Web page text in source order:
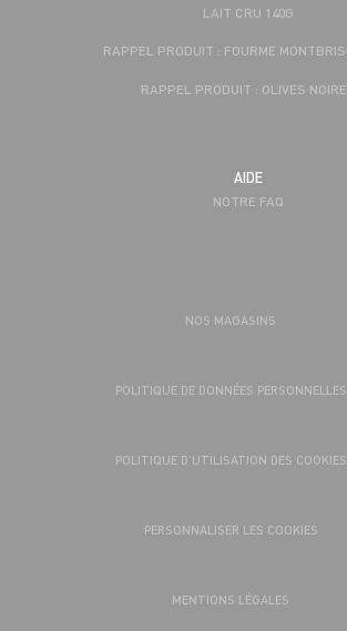
LAIT CRU 140G
RAPPEL PRODUIT : FOURME
RAPPEL PRODUIT : OLIVES
AIDE
NOTRE FAQ
NOS MAGASINS
POLITIQUE DE DONNÉES PERSONNELLES
POLITIQUE D’UTILISATION DES COOKIES
PERSONNALISER LES COOKIES
MENTIONS LÉGALES